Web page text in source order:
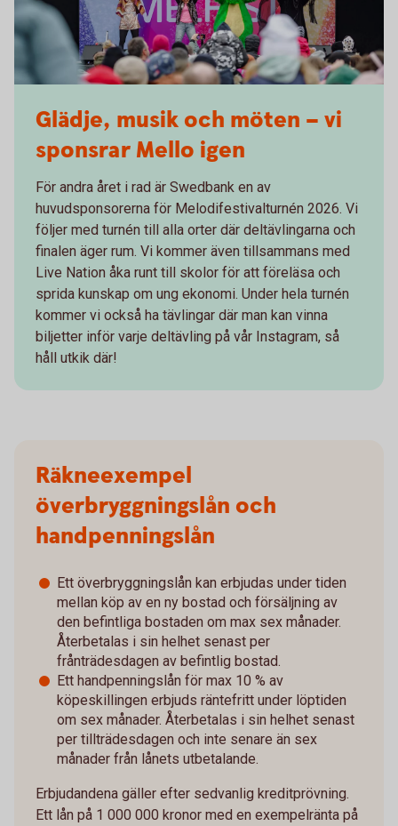
Glädje, musik och möten – vi
sponsrar Mello igen
För andra året i rad är Swedbank en av
huvudsponsorerna för Melodifestivalturnén 2026. Vi
följer med turnén till alla orter där deltävlingarna och
finalen äger rum. Vi kommer även tillsammans med
Live Nation åka runt till skolor för att föreläsa och
sprida kunskap om ung ekonomi. Under hela turnén
kommer vi också ha tävlingar där man kan vinna
biljetter inför varje deltävling på vår Instagram, så
håll utkik där!
Räkneexempel
överbryggningslån och
handpenningslån
Ett överbryggningslån kan erbjudas under tiden
mellan köp av en ny bostad och försäljning av
den befintliga bostaden om max sex månader.
Återbetalas i sin helhet senast per
frånträdesdagen av befintlig bostad.
Ett handpenningslån för max 10 % av
köpeskillingen erbjuds räntefritt under löptiden
om sex månader. Återbetalas i sin helhet senast
per tillträdesdagen och inte senare än sex
månader från lånets utbetalande.
Erbjudandena gäller efter sedvanlig kreditprövning.
Ett lån på 1 000 000 kronor med en exempelränta på